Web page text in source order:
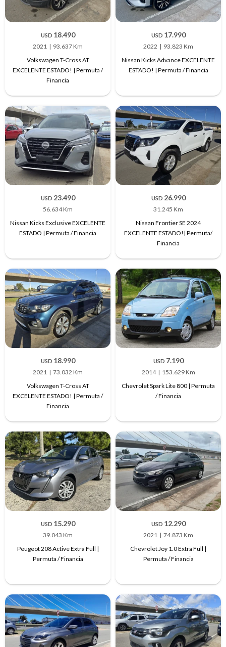
USD 18.490
2021
93.637 Km
Volkswagen T-Cross AT
EXCELENTE ESTADO! | Permuta /
Financia
USD 17.990
2022
93.823 Km
Nissan Kicks Advance EXCELENTE
ESTADO! | Permuta / Financia
USD 23.490
56.634 Km
Nissan Kicks Exclusive EXCELENTE
ESTADO | Permuta / Financia
USD 26.990
31.245 Km
Nissan Frontier SE 2024
EXCELENTE ESTADO!| Permuta/
Financia
USD 18.990
2021
73.032 Km
Volkswagen T-Cross AT
EXCELENTE ESTADO! | Permuta /
Financia
USD 7.190
2014
153.629 Km
Chevrolet Spark Lite 800 | Permuta
/ Financia
USD 15.290
39.043 Km
Peugeot 208 Active Extra Full |
Permuta / Financia
USD 12.290
2021
74.873 Km
Chevrolet Joy 1.0 Extra Full |
Permuta / Financia